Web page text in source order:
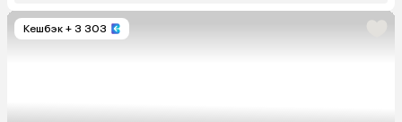
Кешбэк + 3 303